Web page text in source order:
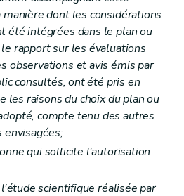
en ce qui concerne la prevention et la reparation des dommages environnementaux
dont les considérations
été intégrées dans le plan ou
rapport sur les évaluations
observations et avis émis par
consultés, ont été pris en
les raisons du choix du plan ou
compte tenu des autres
qui sollicite l'autorisation
scientifique réalisée par